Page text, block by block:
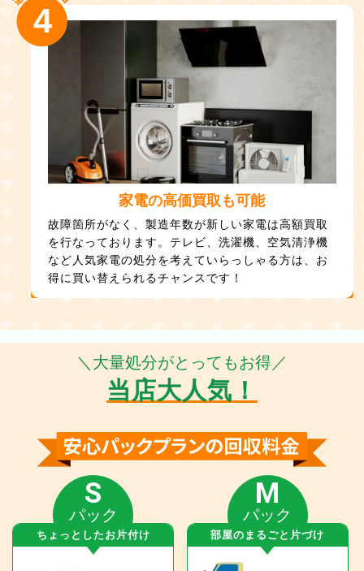
家電の高価買取も可能
故障箇所がなく、製造年数が新しい家電は高額買取
を行なっております。テレビ、洗濯機、空気清浄機
など人気家電の処分を考えていらっしゃる方は、お
得に買い替えられるチャンスです！
4
＼大量処分がとってもお得／
当店大人気！
S
パック
ちょっとしたお片付け
M
パック
部屋のまるごと片づけ